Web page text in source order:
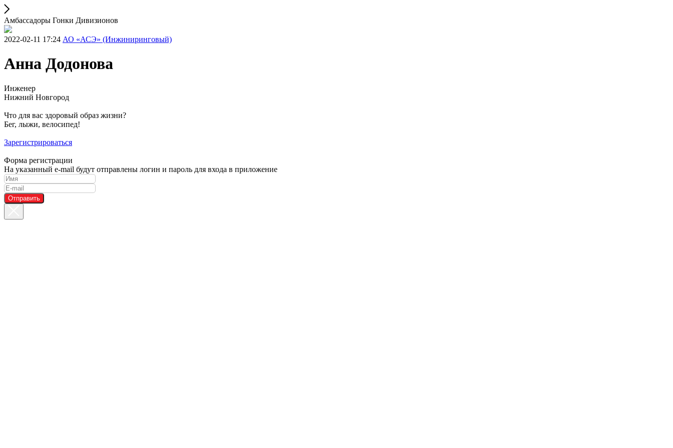
Амбассадоры Гонки Дивизионов
2022-02-11 17:24 АО «АСЭ» (Инжиниринговый)
Анна Додонова
Инженер
Нижний Новгород
Что для вас здоровый образ жизни?
Бег, лыжи, велосипед!
Зарегистрироваться
Форма регистрации
На указанный e-mail будут отправлены логин и пароль для входа в приложение
Отправить